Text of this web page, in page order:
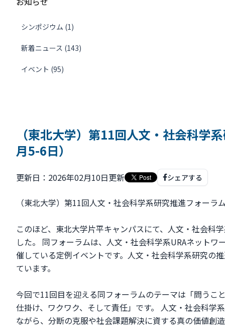
シンポジウム (1)
新着ニュース (143)
イベント (95)
（東北大学）第11回人文・社会科学
月5-6日）
更新日：2026年02月10日更新 シェアする
（東北大学）第11回人文・社会科学系研究推進フォーラ
このほど、東北大学片平キャンパスにて、人文・社会科
した。 同フォーラムは、人文・社会科学系URAネット
催している定例イベントです。人文・社会科学系研究の
ています。
今回で11回目を迎える同フォーラムのテーマは「問うこ
仕掛け、ワクワク、そして責任」です。 人文・社会科学
ながら、分断の克服や社会課題解決に資する真の価値創